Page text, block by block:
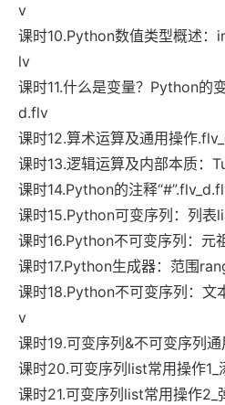
v
课时10.Python数值类型概述
lv
课时11.什么是变量？Python的
d.flv
课时12.算术运算及通用操作
课时13.逻辑运算及内部本质：
课时14.Python的注释
课时15.Python可变序列：列
课时16.Python不可变序列：元
课时17.Python生成器：范围
课时18.Python不可变序列：文
v
课时19.可变序列&不可变序列
课时20.可变序列list常用操作
课时21.可变序列list常用操作